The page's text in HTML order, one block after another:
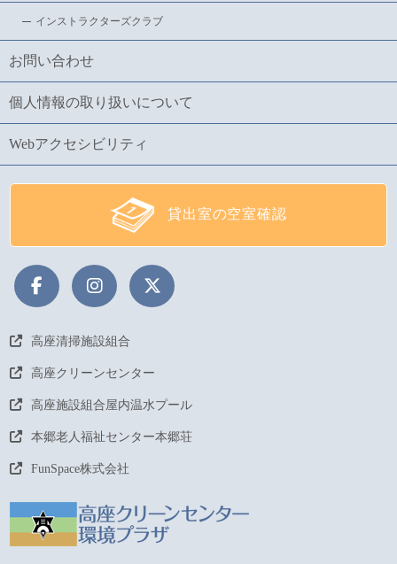
インストラクターズクラブ
お問い合わせ
個人情報の取り扱いについて
Webアクセシビリティ
貸出室の空室確認
高座清掃施設組合
高座クリーンセンター
高座施設組合屋内温水プール
本郷老人福祉センター本郷荘
FunSpace株式会社